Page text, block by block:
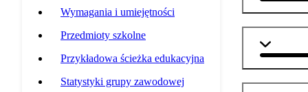
Wymagania i umiejętności
Przedmioty szkolne
Przykładowa ścieżka edukacyjna
Statystyki grupy zawodowej